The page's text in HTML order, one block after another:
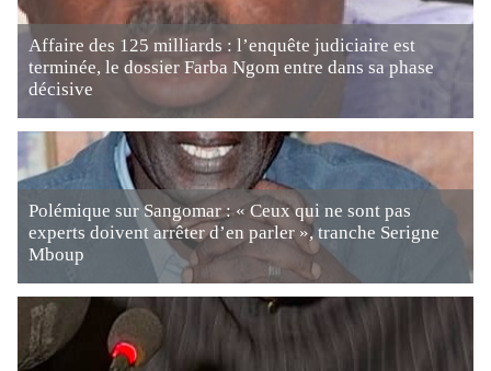
Affaire des 125 milliards : l’enquête judiciaire est
terminée, le dossier Farba Ngom entre dans sa phase
décisive
Polémique sur Sangomar : « Ceux qui ne sont pas
experts doivent arrêter d’en parler », tranche Serigne
Mboup